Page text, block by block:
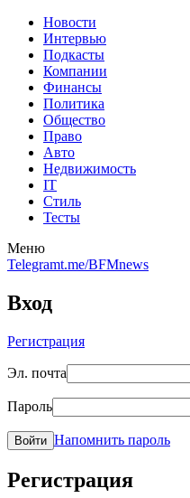
Новости
Интервью
Подкасты
Компании
Финансы
Политика
Общество
Право
Авто
Недвижимость
IT
Стиль
Тесты
Меню
Telegramt.me/BFMnews
Вход
Регистрация
Эл. почта
Пароль
Войти Напомнить пароль
Регистрация